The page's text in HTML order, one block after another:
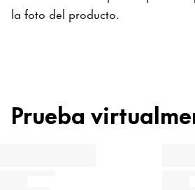
la foto del producto.
Prueba